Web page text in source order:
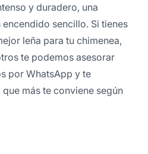
y duradero, una
sencillo. Si tienes
leña para tu chimenea,
te podemos asesorar
por WhatsApp y te
más te conviene según